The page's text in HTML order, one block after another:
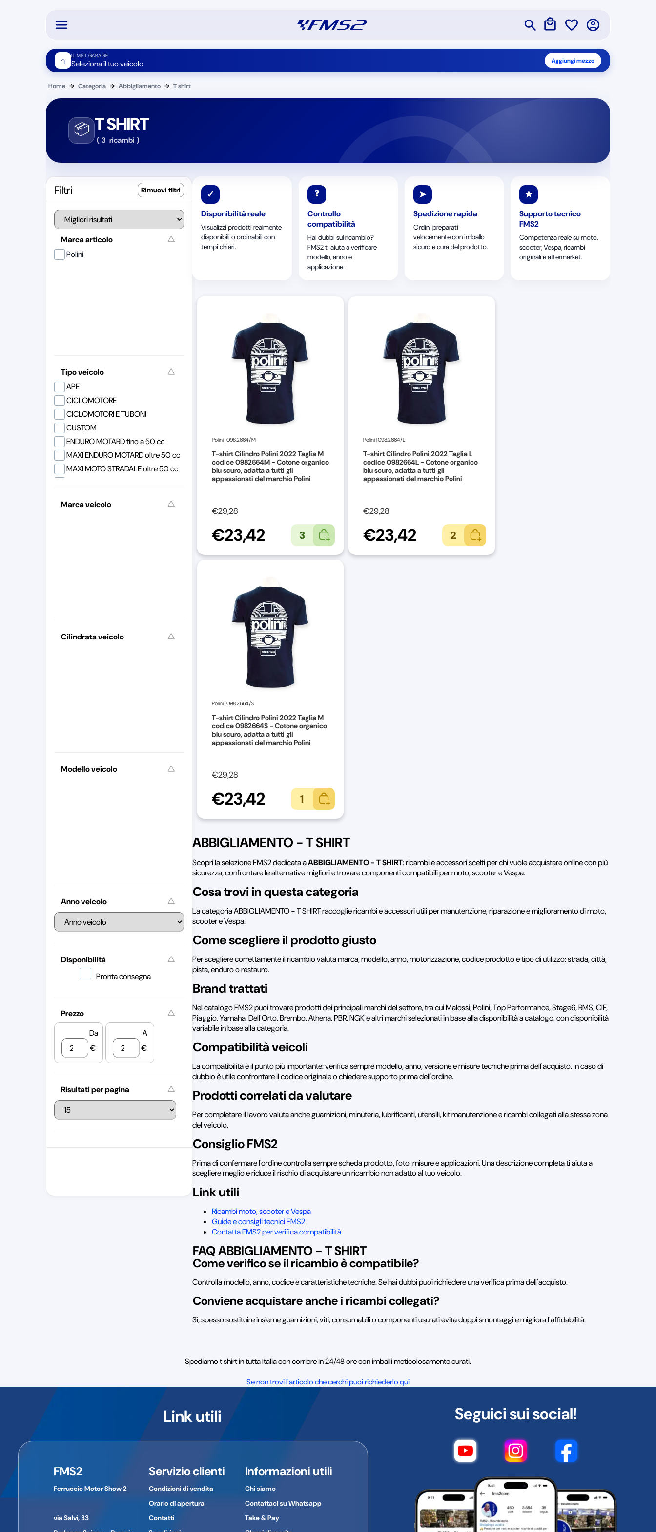
⌂ IL MIO GARAGE
Seleziona il tuo veicolo Aggiungi mezzo
Home → Categoria → Abbigliamento → T shirt
📦 T SHIRT
( 3 ricambi )
Filtri
Marca articolo
Polini
Tipo veicolo
APE
CICLOMOTORE
CICLOMOTORI E TUBONI
CUSTOM
ENDURO MOTARD fino a 50 cc
MAXI ENDURO MOTARD oltre 50 cc
MAXI MOTO STRADALE oltre 50 cc
MOTO STRADALE fino a 50 cc
VESPA PK
Marca veicolo
Cilindrata veicolo
Modello veicolo
Anno veicolo
Disponibilità
Pronta consegna
Prezzo
Da
€
A
€
Risultati per pagina
✓
Disponibilità reale
Visualizzi prodotti realmente
disponibili o ordinabili con
tempi chiari.
❓
Controllo
compatibilità
Hai dubbi sul ricambio?
FMS2 ti aiuta a verificare
modello, anno e
applicazione.
➤
Spedizione rapida
Ordini preparati
velocemente con imballo
sicuro e cura del prodotto.
★
Supporto tecnico
FMS2
Competenza reale su moto,
scooter, Vespa, ricambi
originali e aftermarket.
Polini|098.2664/M
T-shirt Cilindro Polini 2022 Taglia M
codice 0982664M - Cotone organico
blu scuro, adatta a tutti gli
appassionati del marchio Polini
€29,28
€23,42 3
Polini|098.2664/L
T-shirt Cilindro Polini 2022 Taglia L
codice 0982664L - Cotone organico
blu scuro, adatta a tutti gli
appassionati del marchio Polini
€29,28
€23,42 2
Polini|098.2664/S
T-shirt Cilindro Polini 2022 Taglia M
codice 0982664S - Cotone organico
blu scuro, adatta a tutti gli
appassionati del marchio Polini
€29,28
€23,42 1
ABBIGLIAMENTO - T SHIRT
Scopri la selezione FMS2 dedicata aABBIGLIAMENTO - T SHIRT: ricambi e accessori scelti per chi vuole acquistare online con più
sicurezza, confrontare le alternative migliori e trovare componenti compatibili per moto, scooter e Vespa.
Cosa trovi in questa categoria
La categoria ABBIGLIAMENTO - T SHIRT raccoglie ricambi e accessori utili per manutenzione, riparazione e miglioramento di moto,
scooter e Vespa.
Come scegliere il prodotto giusto
Per scegliere correttamente il ricambio valuta marca, modello, anno, motorizzazione, codice prodotto e tipo di utilizzo: strada, città,
pista, enduro o restauro.
Brand trattati
Nel catalogo FMS2 puoi trovare prodotti dei principali marchi del settore, tra cui Malossi, Polini, Top Performance, Stage6, RMS, CIF,
Piaggio, Yamaha, Dell'Orto, Brembo, Athena, PBR, NGK e altri marchi selezionati in base alla disponibilità a catalogo, con disponibilità
variabile in base alla categoria.
Compatibilità veicoli
La compatibilità è il punto più importante: verifica sempre modello, anno, versione e misure tecniche prima dell'acquisto. In caso di
dubbio è utile confrontare il codice originale o chiedere supporto prima dell'ordine.
Prodotti correlati da valutare
Per completare il lavoro valuta anche guarnizioni, minuteria, lubrificanti, utensili, kit manutenzione e ricambi collegati alla stessa zona
del veicolo.
Consiglio FMS2
Prima di confermare l'ordine controlla sempre scheda prodotto, foto, misure e applicazioni. Una descrizione completa ti aiuta a
scegliere meglio e riduce il rischio di acquistare un ricambio non adatto al tuo veicolo.
Link utili
Ricambi moto, scooter e Vespa
Guide e consigli tecnici FMS2
Contatta FMS2 per verifica compatibilità
FAQ ABBIGLIAMENTO - T SHIRT
Come verifico se il ricambio è compatibile?
Controlla modello, anno, codice e caratteristiche tecniche. Se hai dubbi puoi richiedere una verifica prima dell'acquisto.
Conviene acquistare anche i ricambi collegati?
Sì, spesso sostituire insieme guarnizioni, viti, consumabili o componenti usurati evita doppi smontaggi e migliora l'affidabilità.
Spediamo t shirt in tutta Italia con corriere in 24/48 ore con imballi meticolosamente curati.
Se non trovi l'articolo che cerchi puoi richiederlo qui
Link utili
FMS2
Ferruccio Motor Show 2
via Salvi, 33
Servizio clienti
Condizioni di vendita
Orario di apertura
Contatti
Informazioni utili
Chi siamo
Contattaci su Whatsapp
Take & Pay
Seguici sui social!